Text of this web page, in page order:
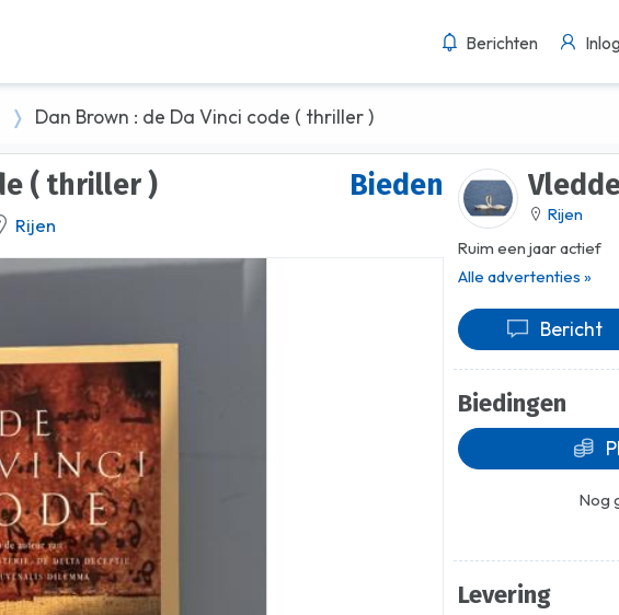
Berichten
Dan Brown : de Da Vinci code ( thriller )
Bieden
( thriller )
Rijen
Rijen
Ruim een jaar actief
Alle advertenties »
Bericht
Biedingen
Nog
Levering